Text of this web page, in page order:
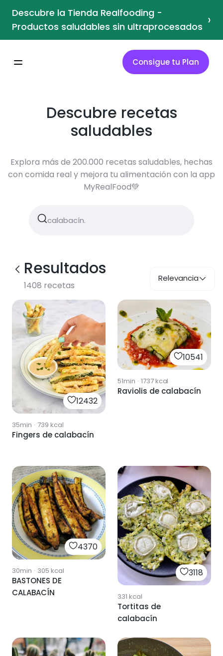
Descubre la Tienda Realfooding -
Productos saludables sin ultraprocesados ›
Consigue tu Plan
Descubre recetas
saludables
Explora más de 200.000 recetas saludables, hechas
con comida real y mejora tu alimentación con la app
MyRealFood💚
Resultados
1408 recetas
Relevancia
12432
35min · 739 kcal
Fingers de calabacín
10541
51min · 1737kcal
Raviolis de calabacín
4370
30min · 305 kcal
BASTONES DE
CALABACÍN
3118
331 kcal
Tortitas de
calabacín